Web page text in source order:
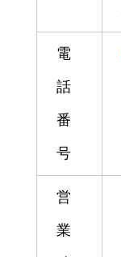
電
話
番
号
営
業